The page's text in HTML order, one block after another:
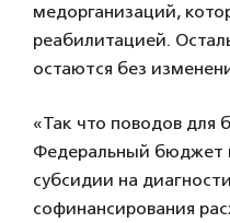
медорганизаций,
реабилитацией.
остаются без
«Так что поводов для
Федеральный бюджет
субсидии на
софинансирования